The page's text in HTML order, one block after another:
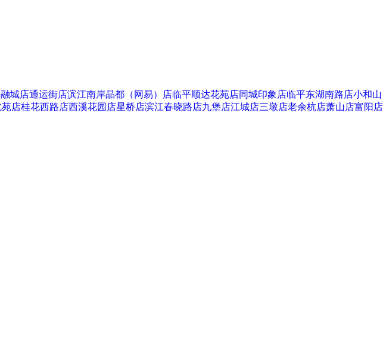
城店通运街店滨江南岸晶都（网易）店临平顺达花苑店同城印象店临平东湖南路店小和山
店桂花西路店西溪花园店星桥店滨江春晓路店九堡店江城店三墩店老余杭店萧山店富阳店